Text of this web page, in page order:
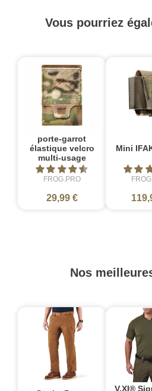
Vous pourriez
porte-garrot
élastique velcro
multi-usage
FROG.PRO
29,99 €
Mini
Nos
V.XI®